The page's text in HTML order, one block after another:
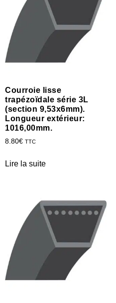
Courroie lisse
trapézoïdale série 3L
(section 9,53x6mm).
Longueur extérieur:
1016,00mm.
8.80€ TTC
Lire la suite